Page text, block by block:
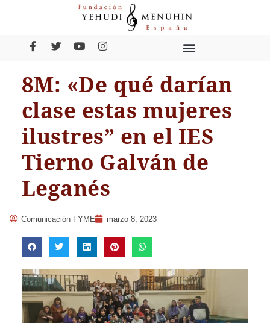
8M: «De qué darían
clase estas mujeres
ilustres” en el IES
Tierno Galván de
Leganés
Comunicación FYME marzo 8, 2023